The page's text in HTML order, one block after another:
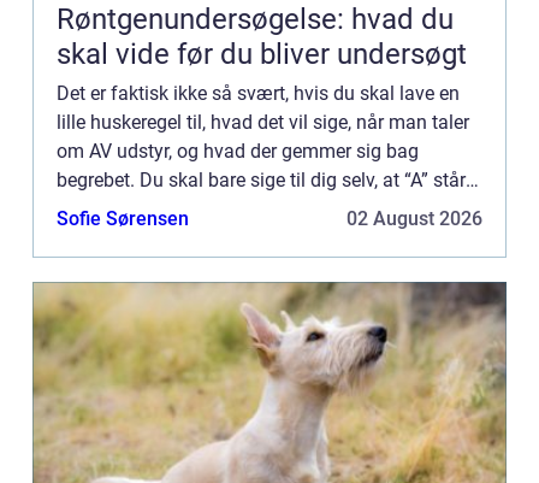
Røntgenundersøgelse: hvad du
skal vide før du bliver undersøgt
Det er faktisk ikke så svært, hvis du skal lave en
lille huskeregel til, hvad det vil sige, når man taler
om AV udstyr, og hvad der gemmer sig bag
begrebet. Du skal bare sige til dig selv, at “A” står
for “au...
Sofie Sørensen 02 August 2026